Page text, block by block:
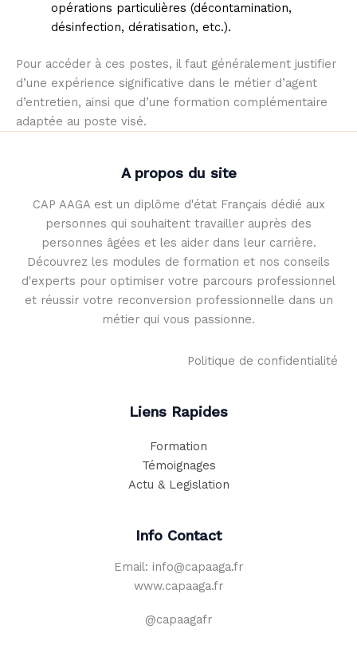
opérations particulières (décontamination,
désinfection, dératisation, etc.).
Pour accéder à ces postes, il faut généralement justifier
d’une expérience significative dans le métier d’agent
d’entretien, ainsi que d’une formation complémentaire
adaptée au poste visé.
A propos du site
CAP AAGA est un diplôme d'état Français dédié aux
personnes qui souhaitent travailler auprès des
personnes âgées et les aider dans leur carrière.
Découvrez les modules de formation et nos conseils
d'experts pour optimiser votre parcours professionnel
et réussir votre reconversion professionnelle dans un
métier qui vous passionne.
Politique de confidentialité
Liens Rapides
Formation
Témoignages
Actu & Legislation
Info Contact
Email: info@capaaga.fr
www.capaaga.fr
@capaagafr